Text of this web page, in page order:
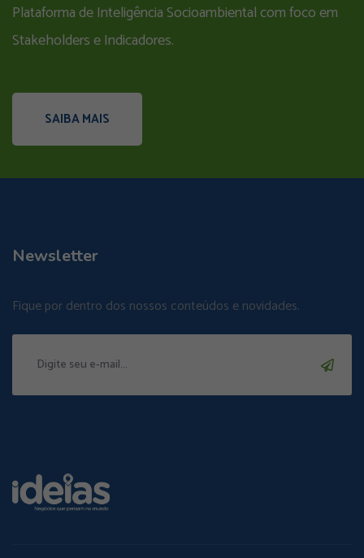
Plataforma de Inteligência Socioambiental com foco em
Stakeholders e Indicadores.
SAIBA MAIS
Newsletter
Fique por dentro dos nossos conteúdos e novidades.